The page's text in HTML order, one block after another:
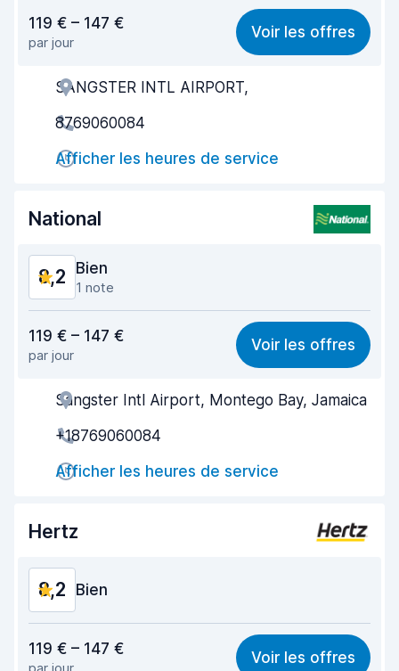
8,4
Recherche facile 8,7
Agent serviable
Prise en charge rapide
Restitution rapide
8,5
119 € – 147 €
par jour
Voir les offres
SANGSTER INTL AIRPORT,
8769060084
Afficher les heures de service
National
8,2 Bien
1 note
8,1
Recherche facile 8,2
Agent serviable 8,2
Prise en charge rapide
Restitution rapide
8,2
119 € – 147 €
par jour
Voir les offres
Sangster Intl Airport, Montego Bay, Jamaica
+18769060084
Afficher les heures de service
Hertz
8,2 Bien
8,1
119 € – 147 € Voir les offres